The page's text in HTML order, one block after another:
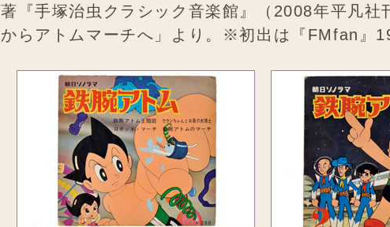
著『手塚治虫クラシック音楽館』（2008年平凡社
からアトムマーチへ」より。※初出は『FMfan』